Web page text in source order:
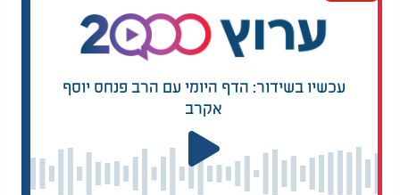
עכשיו בשידור: הדף היומי עם הרב פנחס יוסף
אקרב